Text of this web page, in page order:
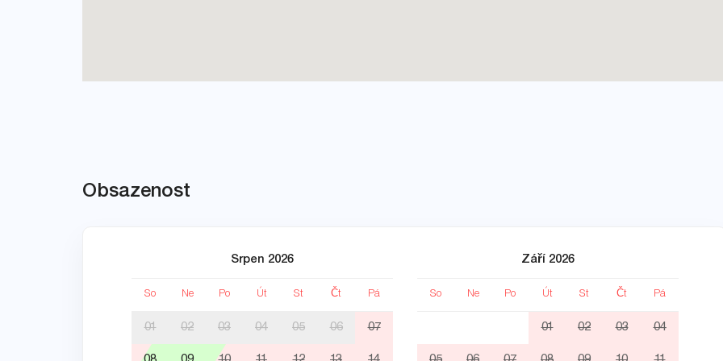
Obsazenost
Srpen 2026
So Ne Po Út St Čt Pá
01 02 03 04 05 06 07
Září 2026
So Ne Po Út St Čt Pá
01 02 03 04